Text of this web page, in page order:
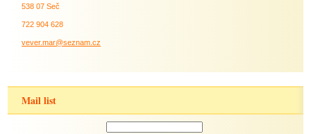
538 07 Seč
722 904 628
vever.mar@seznam.cz
Mail list